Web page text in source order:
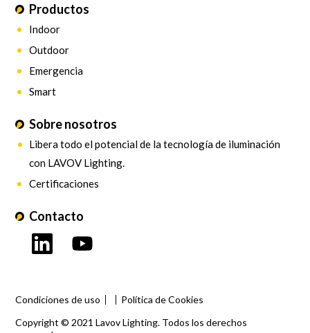
Productos
Indoor
Outdoor
Emergencia
Smart
Sobre nosotros
Libera todo el potencial de la tecnología de iluminación
con LAVOV Lighting.
Certificaciones
Contacto
Condiciones de uso
Política de Cookies
Copyright © 2021 Lavov Lighting. Todos los derechos